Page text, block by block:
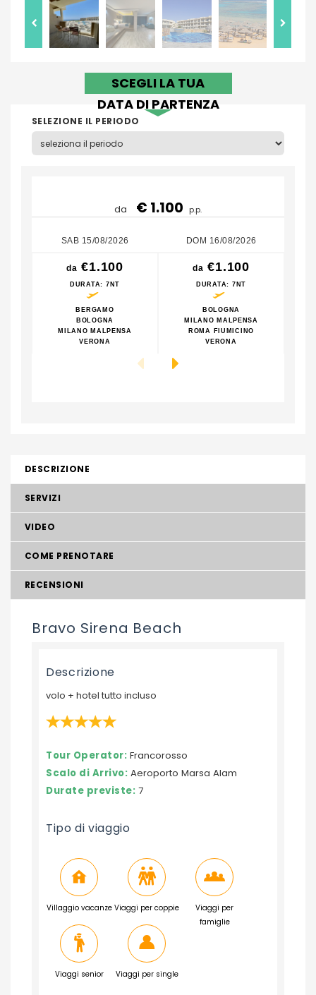
SCEGLI LA TUA
DATA DI PARTENZA
SELEZIONE IL PERIODO
da € 1.100 p.p.
SAB 15/08/2026
da €1.100
DURATA: 7NT
BERGAMO
BOLOGNA
MILANO MALPENSA
VERONA
DOM 16/08/2026
da €1.100
DURATA: 7NT
BOLOGNA
MILANO MALPENSA
ROMA FIUMICINO
VERONA
DESCRIZIONE
SERVIZI
VIDEO
COME PRENOTARE
RECENSIONI
Bravo Sirena Beach
Descrizione
volo + hotel tutto incluso
Tour Operator: Francorosso
Scalo di Arrivo: Aeroporto Marsa Alam
Durate previste: 7
Tipo di viaggio
Villaggio vacanze Viaggi per coppie
Viaggi per
famiglie
Viaggi senior Viaggi per single